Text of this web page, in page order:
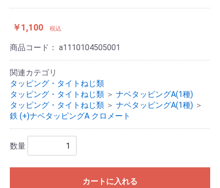
￥1,100 税込
商品コード： a1110104505001
関連カテゴリ
タッピング・タイトねじ類
タッピング・タイトねじ類 ＞ ナベタッピングA(1種)
タッピング・タイトねじ類 ＞ ナベタッピングA(1種) ＞
鉄 (+)ナベタッピングA クロメート
数量
カートに入れる